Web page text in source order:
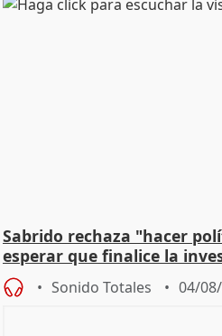
Sabrido rechaza "hacer
esperar que finalice la
Sonido Totales 04/